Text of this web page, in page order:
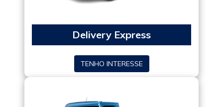
Delivery Express
TENHO INTERESSE